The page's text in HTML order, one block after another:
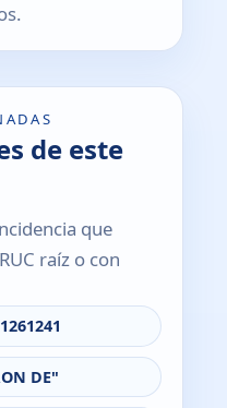
de este
que
raíz o con
DE"